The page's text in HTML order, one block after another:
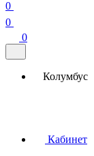
0
0
0
Колумбус
Кабинет